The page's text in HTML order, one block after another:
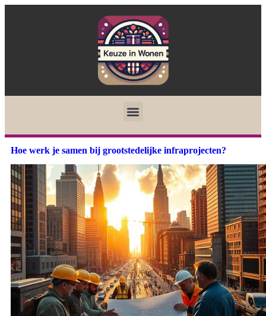
Hoe werk je samen bij grootstedelijke infraprojecten?